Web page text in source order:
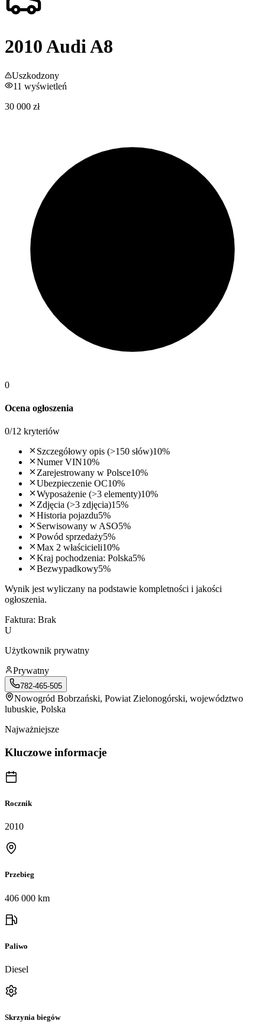
2010AudiA8
Uszkodzony
11 wyświetleń
30 000 zł
0
Ocena ogłoszenia
0/12 kryteriów
Szczegółowy opis (>150 słów)10%
Numer VIN10%
Zarejestrowany w Polsce10%
Ubezpieczenie OC10%
Wyposażenie (>3 elementy)10%
Zdjęcia (>3 zdjęcia)15%
Historia pojazdu5%
Serwisowany w ASO5%
Powód sprzedaży5%
Max 2 właścicieli10%
Kraj pochodzenia: Polska5%
Bezwypadkowy5%
Wynik jest wyliczany na podstawie kompletności i jakości
ogłoszenia.
Faktura: Brak
U
Użytkownik prywatny
Prywatny
782-465-505
Nowogród Bobrzański, Powiat Zielonogórski, województwo
lubuskie, Polska
Najważniejsze
Kluczowe informacje
Rocznik
2010
Przebieg
406 000 km
Paliwo
Diesel
Skrzynia biegów